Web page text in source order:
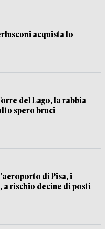
acquista lo
del Lago, la rabbia
spero bruci
di Pisa, i
rischio decine di posti